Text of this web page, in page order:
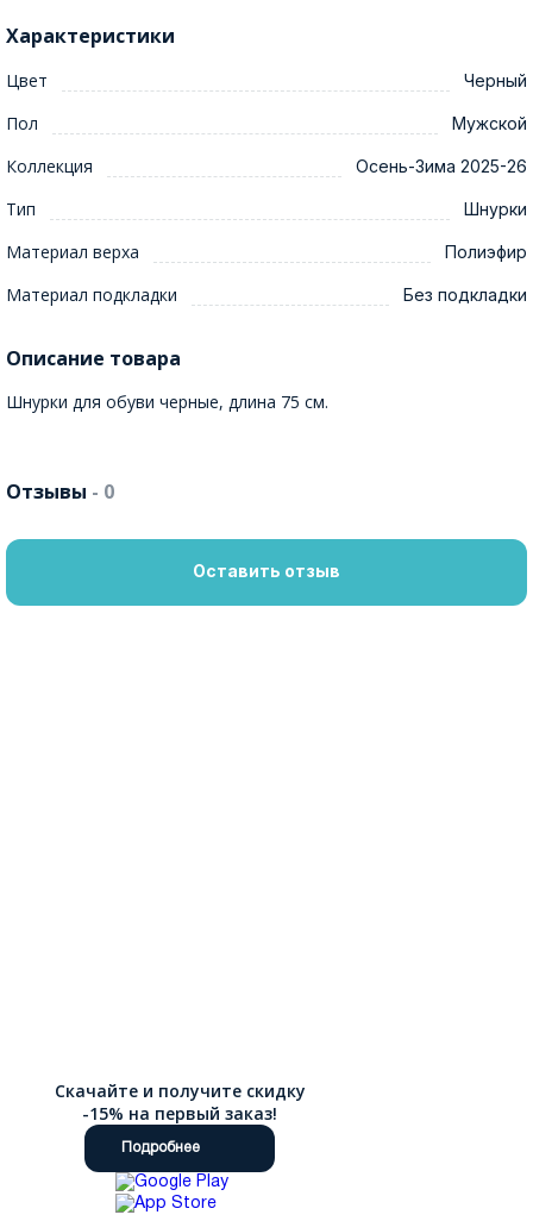
Характеристики
Цвет Черный
Пол Мужской
Коллекция Осень-Зима 2025-26
Тип Шнурки
Материал верха Полиэфир
Материал подкладки Без подкладки
Описание товара
Шнурки для обуви черные, длина 75 см.
Отзывы - 0
Оставить отзыв
Скачайте и получите скидку
-15% на первый заказ!
Подробнее